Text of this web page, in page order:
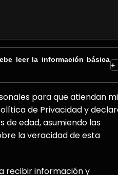
leer la información básica
+
para que atiendan mi
de Privacidad y
de edad, asumiendo las
la veracidad de esta
recibir información y